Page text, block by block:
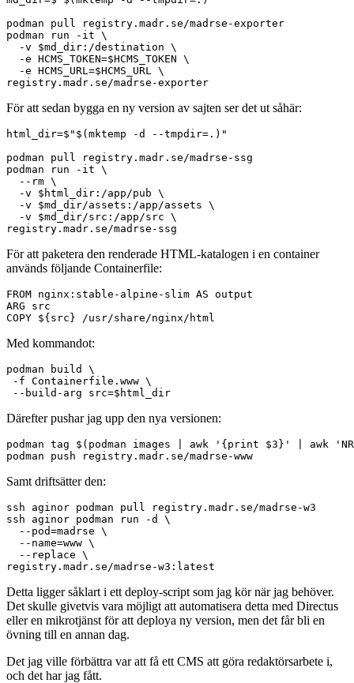
podman pull registry.madr.se/madrse-exporter
podman run -it \
  -v $md_dir:/destination \
  -e HCMS_TOKEN=$HCMS_TOKEN \
  -e HCMS_URL=$HCMS_URL \
För att sedan bygga en ny version av sajten ser det ut såhär:
html_dir=$"$(mktemp -d --tmpdir=.)"
podman pull registry.madr.se/madrse-ssg
podman run -it \
  --rm \
  -v $html_dir:/app/pub \
  -v $md_dir/assets:/app/assets \
  -v $md_dir/src:/app/src \
För att paketera den renderade HTML-katalogen i en container
används följande Containerfile:
FROM nginx:stable-alpine-slim AS output
ARG src
Med kommandot:
podman build \
-f Containerfile.www \
Därefter pushar jag upp den nya versionen:
podman tag $(podman images | awk '{print $3}' | awk
Samt driftsätter den:
ssh aginor podman pull registry.madr.se/madrse-w3
ssh aginor podman run -d \
  --pod=madrse \
  --name=www \
  --replace \
Detta ligger såklart i ett deploy-script som jag kör när jag behöver.
Det skulle givetvis vara möjligt att automatisera detta med Directus
eller en mikrotjänst för att deploya ny version, men det får bli en
övning till en annan dag.
Det jag ville förbättra var att få ett CMS att göra redaktörsarbete i,
och det har jag fått.